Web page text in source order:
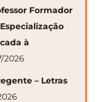
Formador
à
2026
– Letras